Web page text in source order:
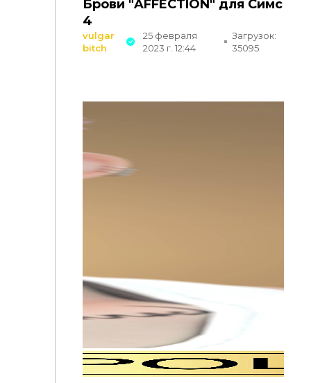
Брови "AFFECTION" для Симс
4
vulgar
bitch
25 февраля
2023 г. 12:44
Загрузок:
35095